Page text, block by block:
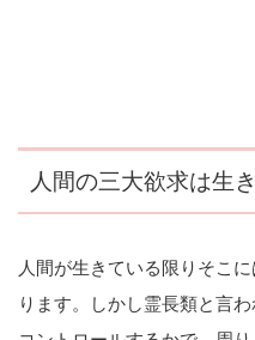
人間の三大欲求は生
人間が生きている限りそこ
ります。しかし霊長類と言